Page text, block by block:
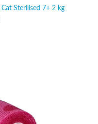
Sterilised 7+ 2 kg